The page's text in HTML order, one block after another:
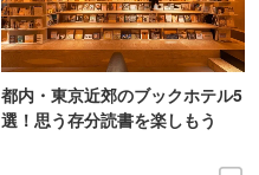
都内・東京近郊のブックホテル5
選！思う存分読書を楽しもう